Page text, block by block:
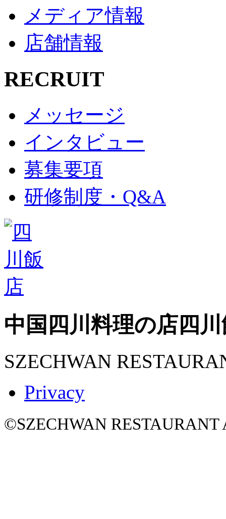
メディア情報
店舗情報
RECRUIT
メッセージ
インタビュー
募集要項
研修制度・Q&A
中国四川料理の店 四
SZECHWAN
Privacy
©SZECHWAN RESTAURANT